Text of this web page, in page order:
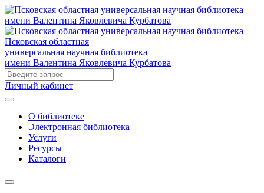
Псковская областная
универсальная научная библиотека
имени Валентина Яковлевича Курбатова
Личный кабинет
О библиотеке
Электронная библиотека
Услуги
Ресурсы
Каталоги